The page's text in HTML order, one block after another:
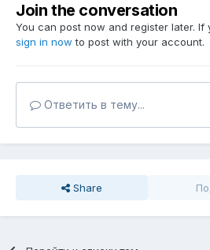
Join the conversation
You can post now and register later. If
sign in now to post with your account.
Ответить в тему...
Share